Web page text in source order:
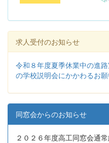
求人受付のお知らせ
令和８年度夏季休業中の進
の学校説明会にかかわるお
同窓会からのお知らせ
２０２６年度高工同窓会通常